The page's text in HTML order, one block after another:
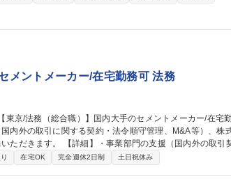
場責任者との打ち合わせを通じた採用要件のブラッシュ
募者対応、面接の実施、内定決定からクロージングまでの
所の親会社/フレックス/リモートワーク◎
メントメーカー/在宅勤務可 法務
内外の取引に関する契約・法令順守管理、M&A等）、株
援（国内外の取引契約、M
規模が大きいものはチームを組んで対応。 ・（株式実務
副部長級。経営企画部、総務部等内で法的知識が必要と
在宅OK 完全週休2日制 土日祝休み